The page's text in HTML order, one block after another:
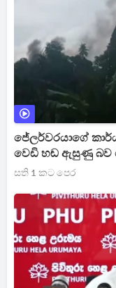
ජේලර්වරයාගේ
වෙඩි හඬ ඇසුණු බව
සති 1 කට පෙර